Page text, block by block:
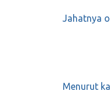
Jahatnya
Menurut